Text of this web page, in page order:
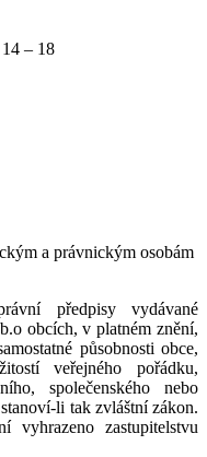
a 14 – 18
a právnickým osobám
předpisy vydávané
obcích, v platném znění,
působnosti obce,
veřejného pořádku,
společenského nebo
li tak zvláštní zákon.
vyhrazeno zastupitelstvu